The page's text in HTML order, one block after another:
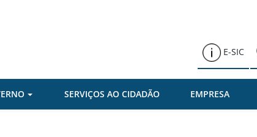
E-SIC
SERVIÇOS AO CIDADÃO EMPRESA